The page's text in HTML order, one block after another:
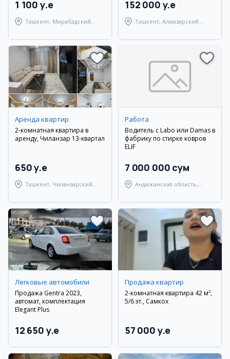
1 100 y.e
Ташкент, Мирабадский
152 000 y.e
Ташкент, Алмазарский
Аренда квартир
2-комнатная квартира в
аренду, Чиланзар 13-квартал
650 y.e
Ташкент, Чиланзарский
Работа
Водитель с Labo или Damas в
фабрику по стирке ковров
ELIF
7 000 000 сум
Андижанская область,
Легковые автомобили
Продажа Gentra 2023,
автомат, комплектация
Elegant Plus
12 650 y.e
Продажа квартир
2-комнатная квартира 42 м²,
5/6 эт., Самкох
57 000 y.e